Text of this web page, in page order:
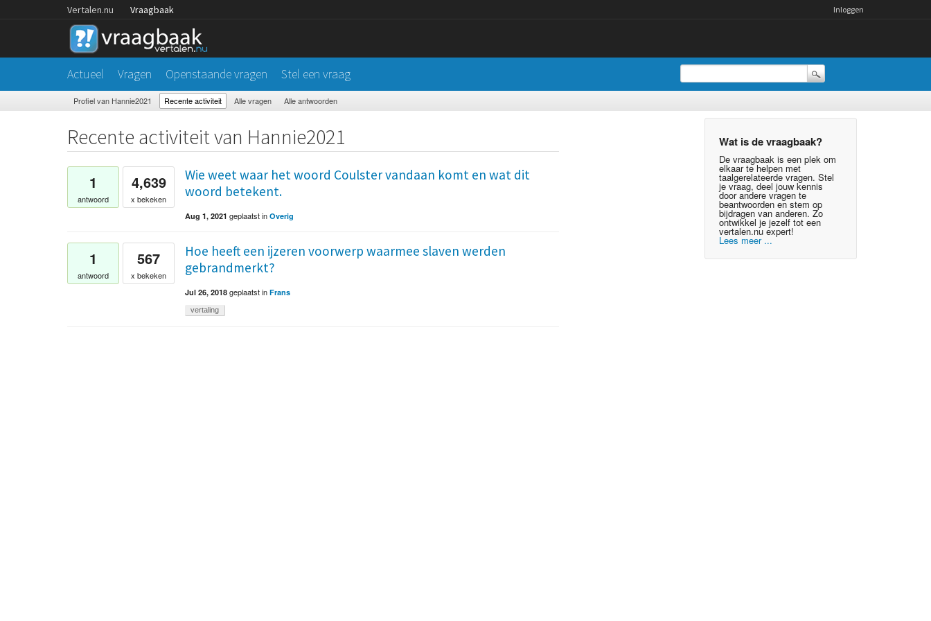
Vertalen.nu Vraagbaak Inloggen
Actueel Vragen Openstaande vragen Stel een vraag
Profiel van Hannie2021 Recente activiteit Alle vragen Alle antwoorden
Wat is de vraagbaak?
De vraagbaak is een plek om
elkaar te helpen met
taalgerelateerde vragen. Stel
je vraag, deel jouw kennis
door andere vragen te
beantwoorden en stem op
bijdragen van anderen. Zo
ontwikkel je jezelf tot een
vertalen.nu expert!
Lees meer ...
Recente activiteit van Hannie2021
1
antwoord
4,639
x bekeken
Wie weet waar het woord Coulster vandaan komt en wat dit
woord betekent.
Aug 1, 2021 geplaatstin Overig
1
antwoord
567
x bekeken
Hoe heeft een ijzeren voorwerp waarmee slaven werden
gebrandmerkt?
Jul 26, 2018 geplaatstin Frans
vertaling